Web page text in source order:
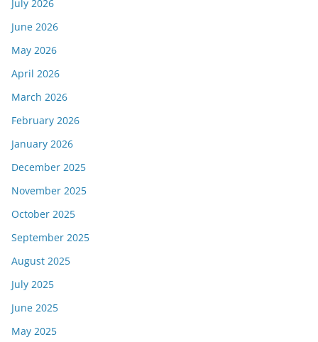
July 2026
June 2026
May 2026
April 2026
March 2026
February 2026
January 2026
December 2025
November 2025
October 2025
September 2025
August 2025
July 2025
June 2025
May 2025